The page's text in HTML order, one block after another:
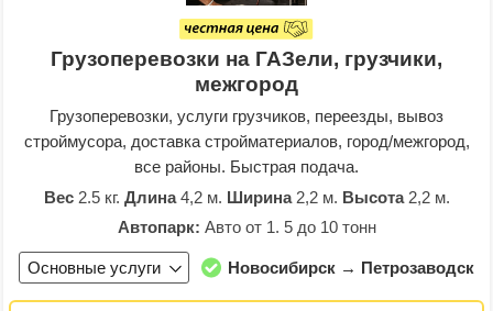
Грузоперевозки на ГАЗели, грузчики,
межгород
Грузоперевозки, услуги грузчиков, переезды, вывоз
строймусора, доставка стройматериалов, город/межгород,
все районы. Быстрая подача.
Вес2.5 кг. Длина4,2 м. Ширина2,2 м. Высота2,2 м.
Автопарк: Авто от 1. 5 до 10 тонн
Основные услуги Новосибирск → Петрозаводск